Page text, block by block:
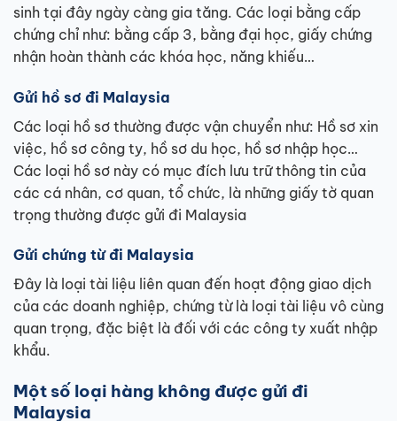
sinh tại đây ngày càng gia tăng. Các loại bằng cấp
chứng chỉ như: bằng cấp 3, bằng đại học, giấy chứng
nhận hoàn thành các khóa học, năng khiếu…
Gửi hồ sơ đi Malaysia
Các loại hồ sơ thường được vận chuyển như: Hồ sơ xin
việc, hồ sơ công ty, hồ sơ du học, hồ sơ nhập học…
Các loại hồ sơ này có mục đích lưu trữ thông tin của
các cá nhân, cơ quan, tổ chức, là những giấy tờ quan
trọng thường được gửi đi Malaysia
Gửi chứng từ đi Malaysia
Đây là loại tài liệu liên quan đến hoạt động giao dịch
của các doanh nghiệp, chứng từ là loại tài liệu vô cùng
quan trọng, đặc biệt là đối với các công ty xuất nhập
khẩu.
Một số loại hàng không được gửi đi
Malaysia